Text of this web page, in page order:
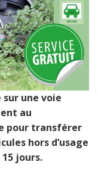
sur une voie
au
pour transférer
hors d’usage
jours.